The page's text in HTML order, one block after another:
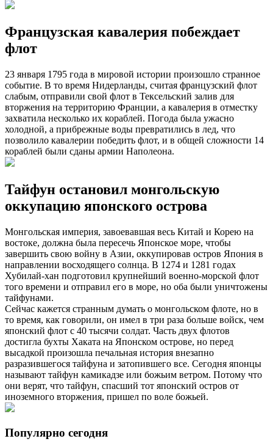
Французская кавалерия побеждает
флот
23 января 1795 года в мировой истории произошло странное
событие. В то время Нидерланды, считая французский флот
слабым, отправили свой флот в Тексельский залив для
вторжения на территорию Франции, а кавалерия в отместку
захватила несколько их кораблей. Погода была ужасно
холодной, а прибрежные воды превратились в лед, что
позволило кавалерии победить флот, и в общей сложности 14
кораблей были сданы армии Наполеона.
Тайфун остановил монгольскую
оккупацию японского острова
Монгольская империя, завоевавшая весь Китай и Корею на
востоке, должна была пересечь Японское море, чтобы
завершить свою войну в Азии, оккупировав остров Япония в
направлении восходящего солнца. В 1274 и 1281 годах
Хубилай-хан подготовил крупнейший военно-морской флот
того времени и отправил его в море, но оба были уничтожены
тайфунами.
Сейчас кажется странным думать о монгольском флоте, но в
то время, как говорили, он имел в три раза больше войск, чем
японский флот с 40 тысячи солдат. Часть двух флотов
достигла бухты Хаката на Японском острове, но перед
высадкой произошла печальная история внезапно
разразившегося тайфуна и затопившего все. Сегодня японцы
называют тайфун камикадзе или божьим ветром. Потому что
они верят, что тайфун, спасший тот японский остров от
иноземного вторжения, пришел по воле божьей.
Популярно сегодня